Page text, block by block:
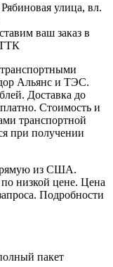
улица, вл.
ваш заказ в
Альянс и ТЭС.
Доставка до
Стоимость и
транспортной
при получении
из США.
низкой цене. Цена
Подробности
пакет